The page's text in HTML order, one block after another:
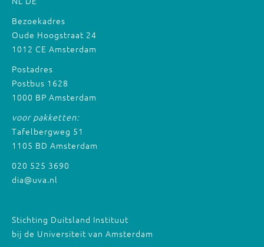
Bezoekadres
Oude Hoogstraat 24
1012 CE Amsterdam
Postadres
Postbus 1628
1000 BP Amsterdam
voor pakketten:
Tafelbergweg 51
1105 BD Amsterdam
020 525 3690
dia@uva.nl
Stichting Duitsland Instituut
bij de Universiteit van Amsterdam